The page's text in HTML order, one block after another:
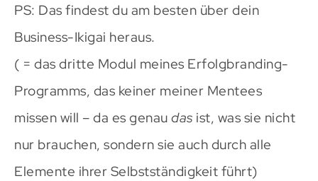
PS: Das findest du am besten über dein
Business-Ikigai heraus.
( = das dritte Modul meines Erfolgbranding-
Programms, das keiner meiner Mentees
missen will – da es genau das ist, was sie nicht
nur brauchen, sondern sie auch durch alle
Elemente ihrer Selbstständigkeit führt)